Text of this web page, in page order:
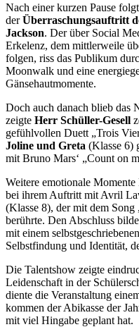
Nach einer kurzen Pause
derÜberraschungsauftritt
Jackson. Der über Social
Erkelenz, dem mittlerweile
folgen, riss das Publikum
Moonwalk und eine
Gänsehautmomente.
Doch auch danach blieb das
zeigte Herr Schüller-Gesell
gefühlvollen Duett „Trois
Joline und Greta (Klasse 6)
mit Bruno Mars‘ „Count on
Weitere emotionale Momente
bei ihrem Auftritt mit Avril
(Klasse 8), der mit dem
berührte. Den Abschluss
mit einem
Selbstfindung und Identität,
Die Talentshow zeigte
Leidenschaft in der
diente die Veranstaltung
kommen der Abikasse der
mit viel Hingabe geplant hat.